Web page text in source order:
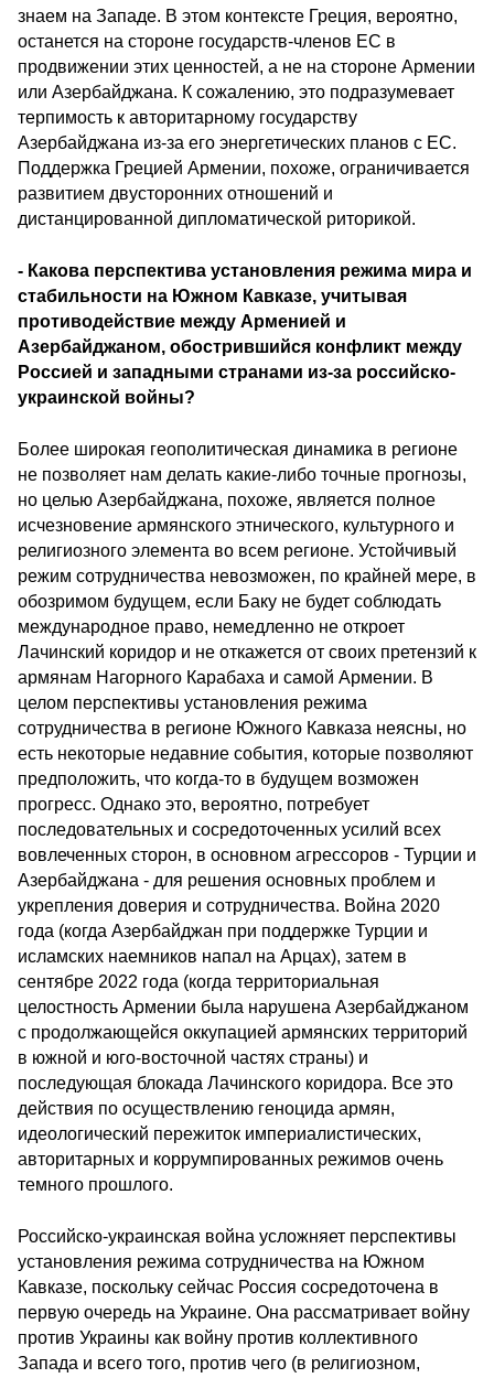
знаем на Западе. В этом контексте Греция, вероятно,
останется на стороне государств-членов ЕС в
продвижении этих ценностей, а не на стороне Армении
или Азербайджана. К сожалению, это подразумевает
терпимость к авторитарному государству
Азербайджана из-за его энергетических планов с ЕС.
Поддержка Грецией Армении, похоже, ограничивается
развитием двусторонних отношений и
дистанцированной дипломатической риторикой.
- Какова перспектива установления режима мира и
стабильности на Южном Кавказе, учитывая
противодействие между Арменией и
Азербайджаном, обострившийся конфликт между
Россией и западными странами из-за российско-
украинской войны?
Более широкая геополитическая динамика в регионе
не позволяет нам делать какие-либо точные прогнозы,
но целью Азербайджана, похоже, является полное
исчезновение армянского этнического, культурного и
религиозного элемента во всем регионе. Устойчивый
режим сотрудничества невозможен, по крайней мере, в
обозримом будущем, если Баку не будет соблюдать
международное право, немедленно не откроет
Лачинский коридор и не откажется от своих претензий к
армянам Нагорного Карабаха и самой Армении. В
целом перспективы установления режима
сотрудничества в регионе Южного Кавказа неясны, но
есть некоторые недавние события, которые позволяют
предположить, что когда-то в будущем возможен
прогресс. Однако это, вероятно, потребует
последовательных и сосредоточенных усилий всех
вовлеченных сторон, в основном агрессоров - Турции и
Азербайджана - для решения основных проблем и
укрепления доверия и сотрудничества. Война 2020
года (когда Азербайджан при поддержке Турции и
исламских наемников напал на Арцах), затем в
сентябре 2022 года (когда территориальная
целостность Армении была нарушена Азербайджаном
с продолжающейся оккупацией армянских территорий
в южной и юго-восточной частях страны) и
последующая блокада Лачинского коридора. Все это
действия по осуществлению геноцида армян,
идеологический пережиток империалистических,
авторитарных и коррумпированных режимов очень
темного прошлого.
Российско-украинская война усложняет перспективы
установления режима сотрудничества на Южном
Кавказе, поскольку сейчас Россия сосредоточена в
первую очередь на Украине. Она рассматривает войну
против Украины как войну против коллективного
Запада и всего того, против чего (в религиозном,